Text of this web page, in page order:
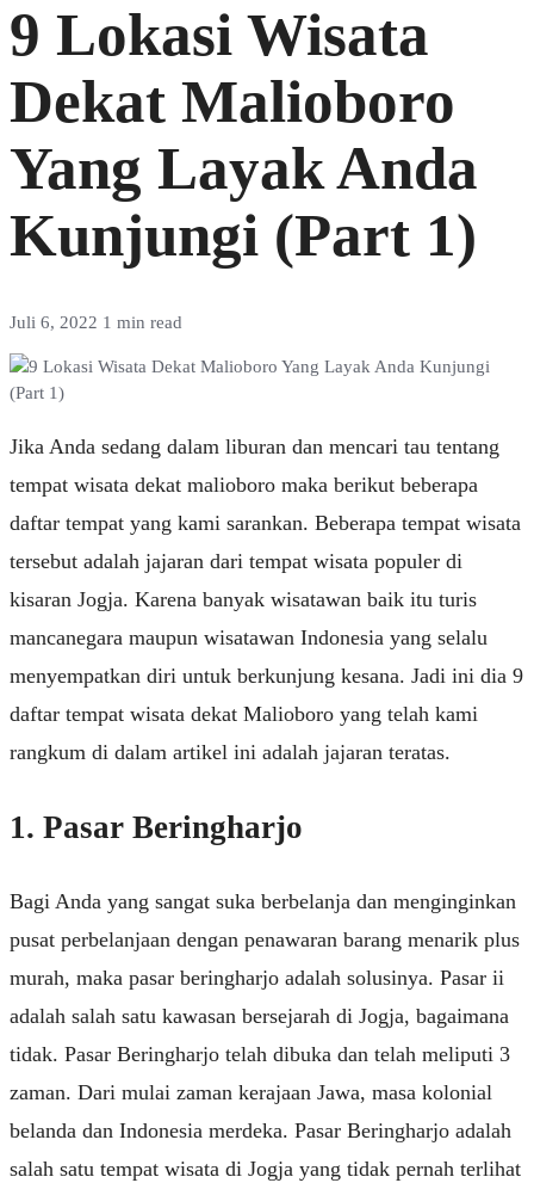
9 Lokasi Wisata
Dekat Malioboro
Yang Layak Anda
Kunjungi (Part 1)
Juli 6, 2022 1 min read
Jika Anda sedang dalam liburan dan mencari tau tentang
tempat wisata dekat malioboro maka berikut beberapa
daftar tempat yang kami sarankan. Beberapa tempat wisata
tersebut adalah jajaran dari tempat wisata populer di
kisaran Jogja. Karena banyak wisatawan baik itu turis
mancanegara maupun wisatawan Indonesia yang selalu
menyempatkan diri untuk berkunjung kesana. Jadi ini dia 9
daftar tempat wisata dekat Malioboro yang telah kami
rangkum di dalam artikel ini adalah jajaran teratas.
1. Pasar Beringharjo
Bagi Anda yang sangat suka berbelanja dan menginginkan
pusat perbelanjaan dengan penawaran barang menarik plus
murah, maka pasar beringharjo adalah solusinya. Pasar ii
adalah salah satu kawasan bersejarah di Jogja, bagaimana
tidak. Pasar Beringharjo telah dibuka dan telah meliputi 3
zaman. Dari mulai zaman kerajaan Jawa, masa kolonial
belanda dan Indonesia merdeka. Pasar Beringharjo adalah
salah satu tempat wisata di Jogja yang tidak pernah terlihat